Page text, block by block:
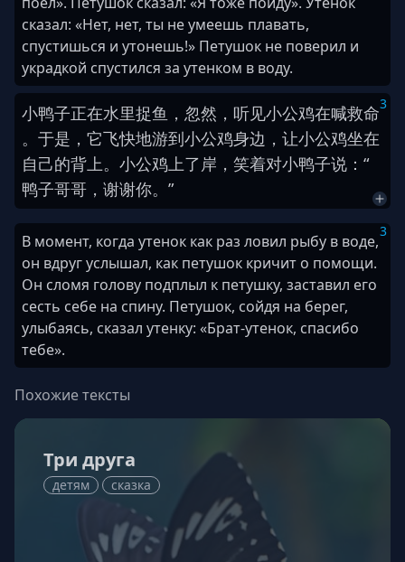
сказал: «Нет, нет, ты не умеешь плавать,
спустишься и утонешь!» Петушок не поверил и
украдкой спустился за утенком в воду.
3
小鸭子正在水里捉鱼 ， 忽然 ， 听见小公鸡在喊救命
。 于是 ， 它飞快地游到小公鸡身边 ， 让小公鸡坐在
自己的背上。 小公鸡上了岸 ， 笑着对小鸭子说 ： “
鸭子哥哥 ， 谢谢你。 ”
3
В момент, когда утенок как раз ловил рыбу в воде,
он вдруг услышал, как петушок кричит о помощи.
Он сломя голову подплыл к петушку, заставил его
сесть себе на спину. Петушок, сойдя на берег,
улыбаясь, сказал утенку: «Брат-утенок, спасибо
тебе».
Похожие тексты
Три друга
детям сказка